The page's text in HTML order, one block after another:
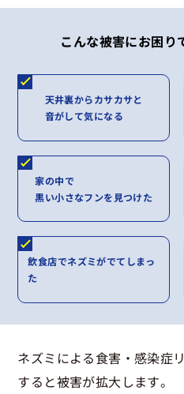
こんな被害にお困り
天井裏からカサカサと
音がして気になる
家の中で
黒い小さなフンを見つけた
飲食店でネズミがでてしまっ
た
ネズミによる食害・感染症
すると被害が拡大します。